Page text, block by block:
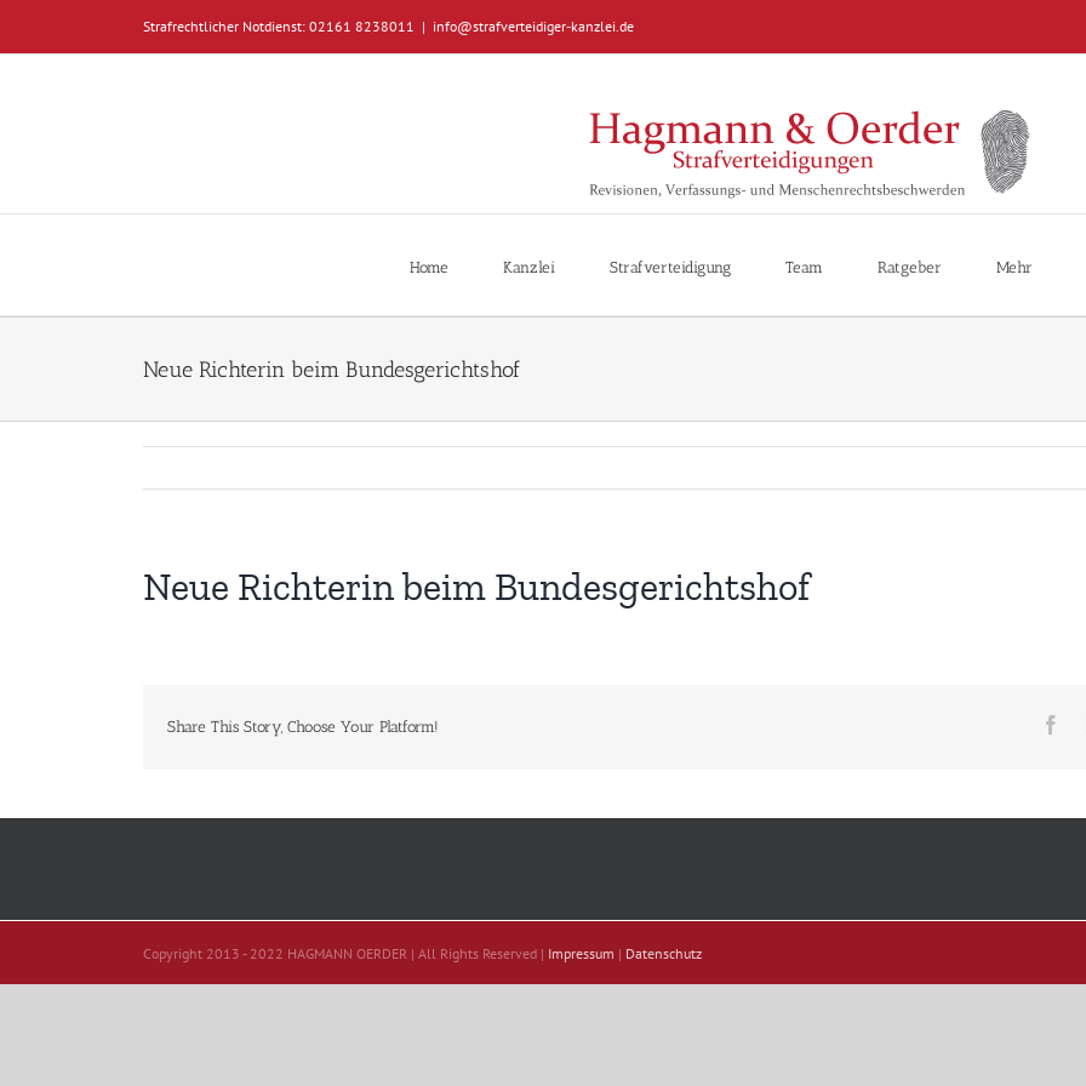
springen
Strafrechtlicher Notdienst: 02161 8238011 | info@strafverteidiger-kanzlei.de
Home Kanzlei Strafverteidigung Team Ratgeber Mehr
Neue Richterin beim Bundesgerichtshof
Neue Richterin beim Bundesgerichtshof
Share This Story, Choose Your Platform!
Copyright 2013 - 2022 HAGMANN OERDER | All Rights Reserved | Impressum | Datenschutz